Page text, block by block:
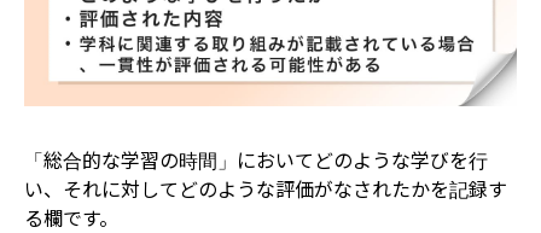
「総合的な学習の時間」においてどのような学びを行
い、それに対してどのような評価がなされたかを記録す
る欄です。